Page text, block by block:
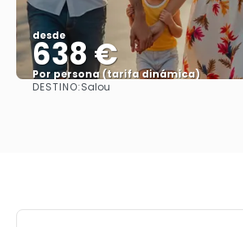
desde
638 €
Por persona (tarifa dinámica)
DESTINO:Salou